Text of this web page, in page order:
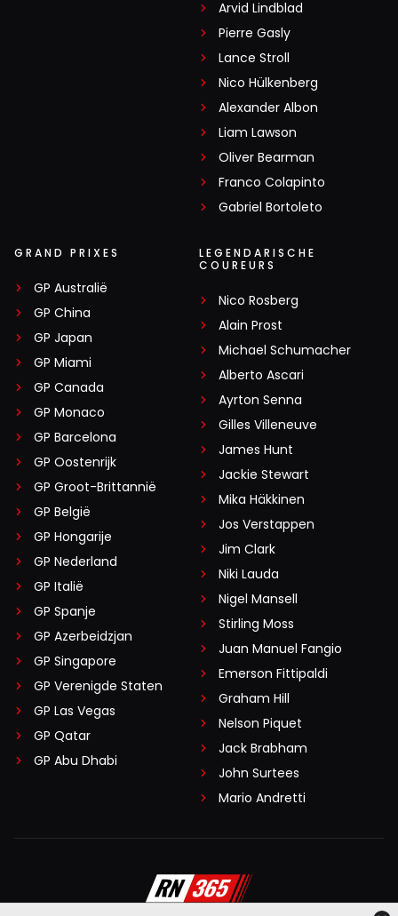
Arvid Lindblad
Pierre Gasly
Lance Stroll
Nico Hülkenberg
Alexander Albon
Liam Lawson
Oliver Bearman
Franco Colapinto
Gabriel Bortoleto
GRAND PRIXES
GP Australië
GP China
GP Japan
GP Miami
GP Canada
GP Monaco
GP Barcelona
GP Oostenrijk
GP Groot-Brittannië
GP België
GP Hongarije
GP Nederland
GP Italië
GP Spanje
GP Azerbeidzjan
GP Singapore
GP Verenigde Staten
GP Las Vegas
GP Qatar
GP Abu Dhabi
LEGENDARISCHE
COUREURS
Nico Rosberg
Alain Prost
Michael Schumacher
Alberto Ascari
Ayrton Senna
Gilles Villeneuve
James Hunt
Jackie Stewart
Mika Häkkinen
Jos Verstappen
Jim Clark
Niki Lauda
Nigel Mansell
Stirling Moss
Juan Manuel Fangio
Emerson Fittipaldi
Graham Hill
Nelson Piquet
Jack Brabham
John Surtees
Mario Andretti